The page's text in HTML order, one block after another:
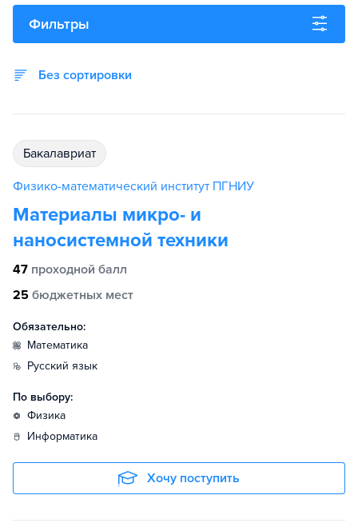
Фильтры
Без сортировки
бакалавриат
Физико-математический институт ПГНИУ
Материалы микро- и
наносистемной техники
47 проходной балл
25 бюджетных мест
Обязательно:
математика
русский язык
По выбору:
физика
информатика
Хочу поступить